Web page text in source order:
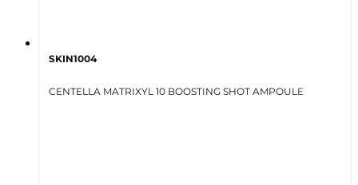
SKIN1004
CENTELLA MATRIXYL 10 BOOSTING SHOT AMPOULE